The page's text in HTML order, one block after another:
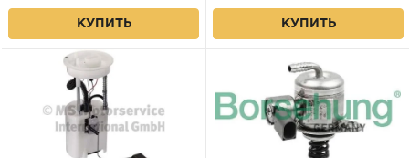
КУПИТЬ КУПИТЬ